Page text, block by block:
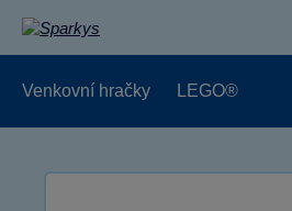
Venkovní hračky LEGO®